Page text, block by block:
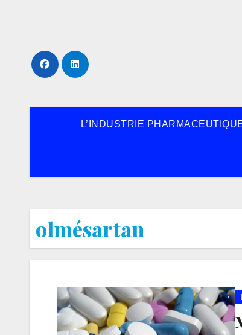
L’INDUSTRIE
olmésartan